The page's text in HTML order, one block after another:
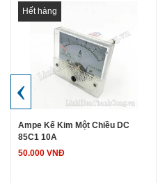
Hết hàng
Ampe Kế Kim Một Chiều DC
85C1 10A
50.000 VNĐ
‹